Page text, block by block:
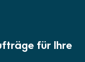
für Ihre